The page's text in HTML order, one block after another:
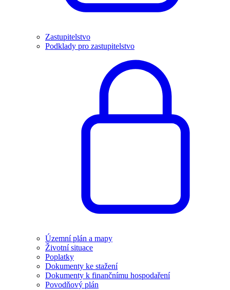
Zastupitelstvo
Podklady pro zastupitelstvo
Územní plán a mapy
Životní situace
Poplatky
Dokumenty ke stažení
Dokumenty k finančnímu hospodaření
Povodňový plán